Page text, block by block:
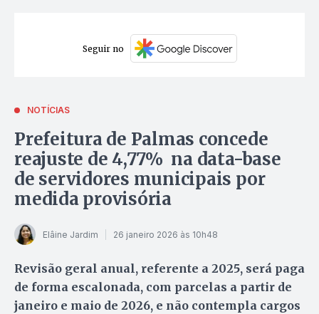
Seguir no
NOTÍCIAS
Prefeitura de Palmas concede
reajuste de 4,77% na data-base
de servidores municipais por
medida provisória
Elâine Jardim 26 janeiro 2026 às 10h48
Revisão geral anual, referente a 2025, será paga
de forma escalonada, com parcelas a partir de
janeiro e maio de 2026, e não contempla cargos